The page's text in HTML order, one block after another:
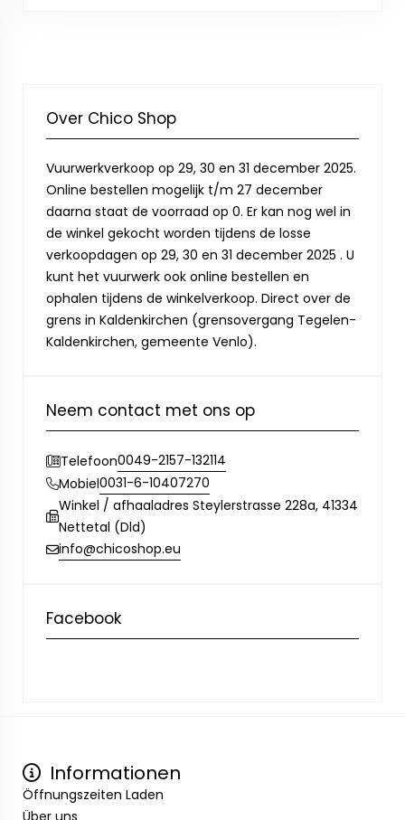
Over Chico Shop
Vuurwerkverkoop op 29, 30 en 31 december 2025.
Online bestellen mogelijk t/m 27 december
daarna staat de voorraad op 0. Er kan nog wel in
de winkel gekocht worden tijdens de losse
verkoopdagen op 29, 30 en 31 december 2025 . U
kunt het vuurwerk ook online bestellen en
ophalen tijdens de winkelverkoop. Direct over de
grens in Kaldenkirchen (grensovergang Tegelen-
Kaldenkirchen, gemeente Venlo).
Neem contact met ons op
Telefoon0049-2157-132114
Mobiel0031-6-10407270
Winkel / afhaaladres Steylerstrasse 228a, 41334
Nettetal (Dld)
info@chicoshop.eu
Facebook
Informationen
Öffnungszeiten Laden
Über uns